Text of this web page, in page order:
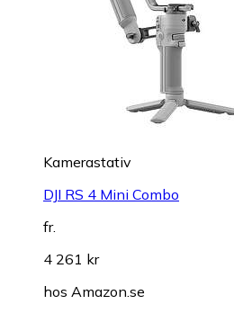
Kamerastativ
DJI RS 4 Mini Combo
fr.
4 261 kr
hos Amazon.se